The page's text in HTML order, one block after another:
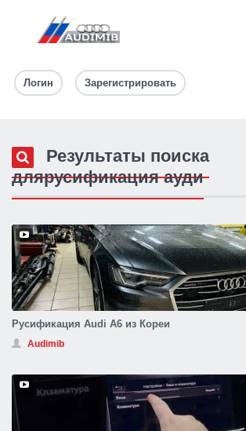
Логин Зарегистрировать
Результаты поиска
длярусификация ауди
Русификация Audi A6 из Кореи
Audimib